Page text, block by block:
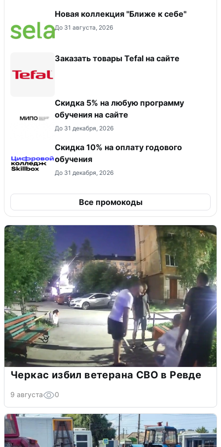
Новая коллекция "Ближе к себе"
До 31 августа, 2026
Заказать товары Tefal на сайте
Скидка 5% на любую программу
обучения на сайте
До 31 декабря, 2026
Скидка 10% на оплату годового
обучения
До 31 декабря, 2026
Все промокоды
Черкас избил ветерана СВО в Ревде
9 августа 0